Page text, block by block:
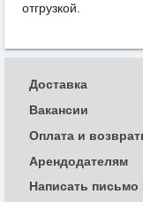
отгрузкой.
Доставка
Вакансии
Оплата и
Арендодателям
Написать письмо